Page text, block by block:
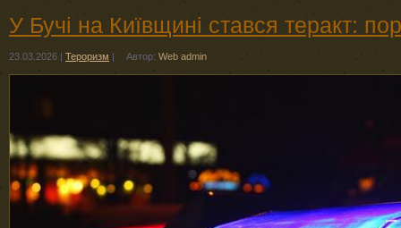
У Бучі на Київщині стався теракт:
23.03.2026 | Тероризм | Автор: Web admin